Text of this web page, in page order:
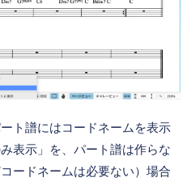
ト譜にはコードネームを表示
表示」を、パート譜は作らな
ードネームは必要ない）場合